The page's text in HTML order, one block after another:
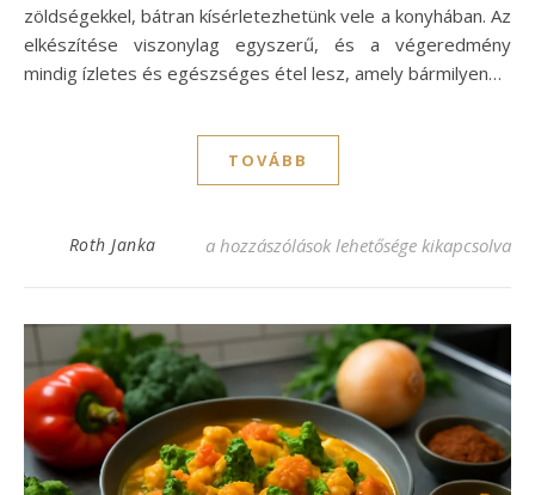
zöldségekkel, bátran kísérletezhetünk vele a konyhában. Az
elkészítése viszonylag egyszerű, és a végeredmény
mindig ízletes és egészséges étel lesz, amely bármilyen…
TOVÁBB
Roth Janka Vöröskáposzta recept: ízletes és
a hozzászólások lehetősége kikapcsolva